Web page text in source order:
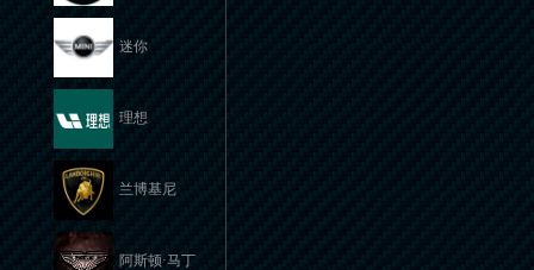
迷你
理想
兰博基尼
阿斯顿·马丁